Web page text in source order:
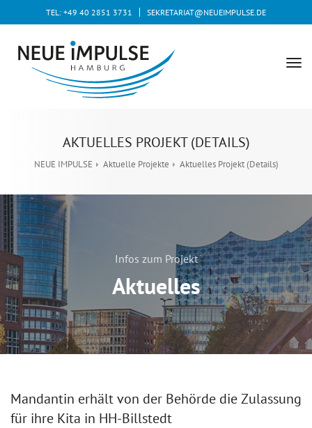
TEL: +49 40 2851 3731 SEKRETARIAT@NEUEIMPULSE.DE
AKTUELLES PROJEKT (DETAILS)
NEUE IMPULSE Aktuelle Projekte Aktuelles Projekt (Details)
Infos zum Projekt
Aktuelles
Mandantin erhält von der Behörde die Zulassung
für ihre Kita in HH-Billstedt